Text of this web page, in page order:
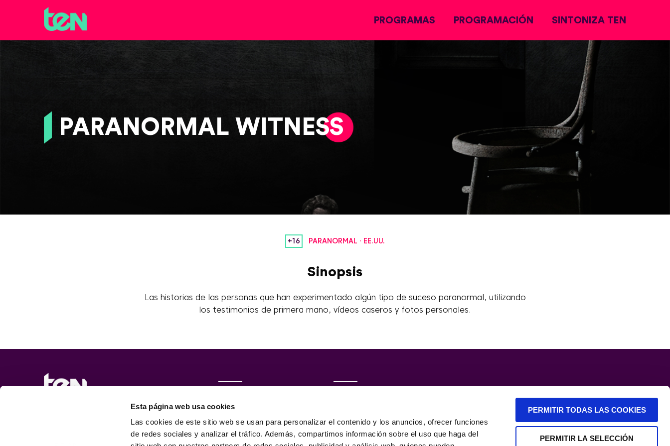
Esta página web usa cookies
Las cookies de este sitio web se usan para personalizar el contenido y los anuncios, ofrecer funciones
de redes sociales y analizar el tráfico. Además, compartimos información sobre el uso que haga del
PERMITIR TODAS LAS COOKIES
PERMITIR LA SELECCIÓN
PROGRAMAS PROGRAMACIÓN SINTONIZA TEN
PARANORMAL WITNESS
+16 PARANORMAL · EE.UU.
Sinopsis
Las historias de las personas que han experimentado algún tipo de suceso paranormal, utilizando
los testimonios de primera mano, vídeos caseros y fotos personales.
Programas
Programación
Sintoniza TEN
Información empresarial